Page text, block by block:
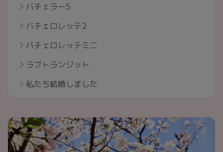
バチェラー5
バチェロレッテ2
バチェロレッテミニ
ラブトランジット
私たち結婚しました